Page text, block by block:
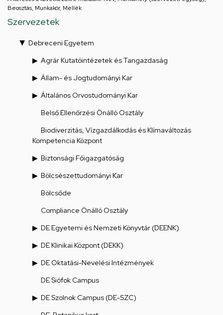
Beosztás, Munkakör, Mellék
Szervezetek
Debreceni Egyetem
Agrár Kutatóintézetek és Tangazdaság
Állam- és Jogtudományi Kar
Általános Orvostudományi Kar
Belső Ellenőrzési Önálló Osztály
Biodiverzitás, Vízgazdálkodás és Klímaváltozás
Kompetencia Központ
Biztonsági Főigazgatóság
Bölcsészettudományi Kar
Bölcsőde
Compliance Önálló Osztály
DE Egyetemi és Nemzeti Könyvtár (DEENK)
DE Klinikai Központ (DEKK)
DE Oktatási-Nevelési Intézmények
DE Siófok Campus
DE Szolnok Campus (DE-SZC)